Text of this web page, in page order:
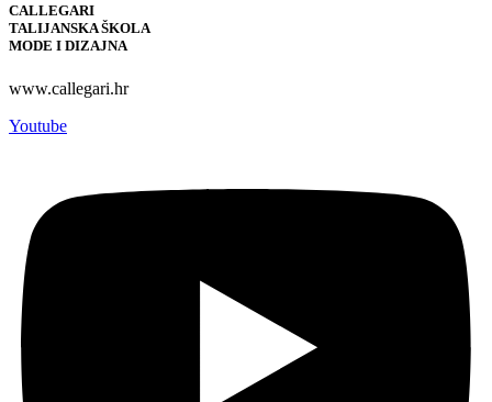
CALLEGARI
TALIJANSKA ŠKOLA
MODE I DIZAJNA
www.callegari.hr
Youtube